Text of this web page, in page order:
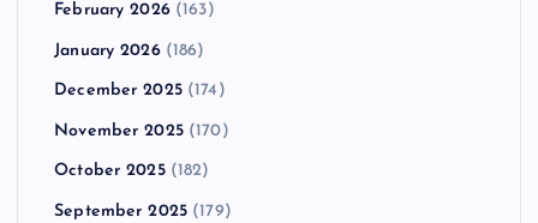
February 2026(163)
January 2026(186)
December 2025(174)
November 2025(170)
October 2025(182)
September 2025 (179)